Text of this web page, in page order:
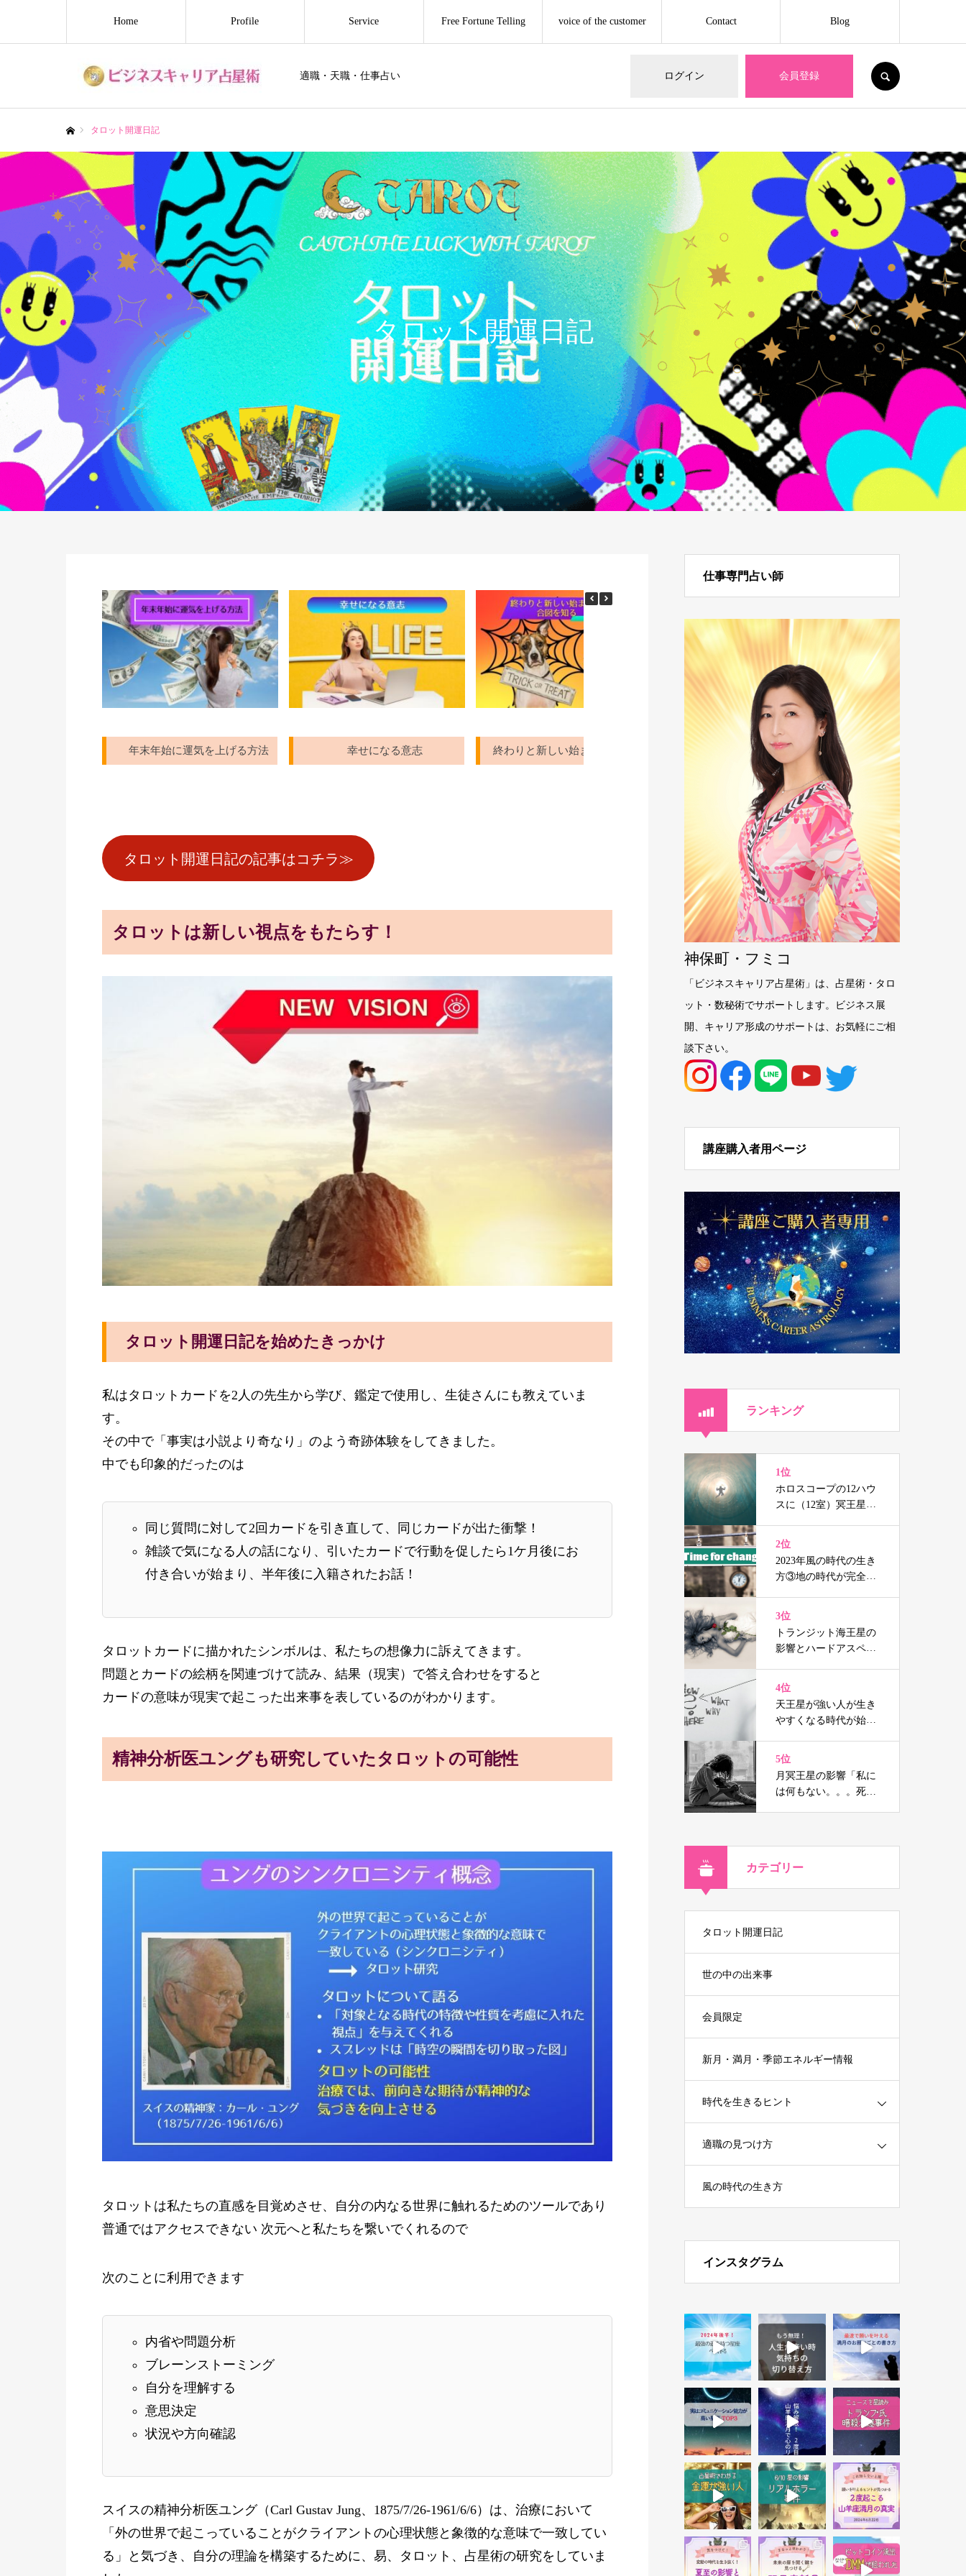
適職・天職・仕事占い ログイン 会員登録
Home Profile Service Free Fortune Telling voice of the customer Contact Blog
タロット開運日記
タロット開運日記
年末年始に運気を上げる方法 幸せになる意志 幸運を掴むのは心の持ち方次第
タロット開運日記の記事はコチラ≫
タロットは新しい視点をもたらす！
タロット開運日記を始めたきっかけ
私はタロットカードを2人の先生から学び、鑑定で使用し、生徒さんにも教えていま
す。
その中で「事実は小説より奇なり」のよう奇跡体験をしてきました。
中でも印象的だったのは
同じ質問に対して2回カードを引き直して、同じカードが出た衝撃！
雑談で気になる人の話になり、引いたカードで行動を促したら1ケ月後にお
付き合いが始まり、半年後に入籍されたお話！
タロットカードに描かれたシンボルは、私たちの想像力に訴えてきます。
問題とカードの絵柄を関連づけて読み、結果（現実）で答え合わせをすると
カードの意味が現実で起こった出来事を表しているのがわかります。
精神分析医ユングも研究していたタロットの可能性
タロットは私たちの直感を目覚めさせ、自分の内なる世界に触れるためのツールであり
普通ではアクセスできない 次元へと私たちを繋いでくれるので
次のことに利用できます
内省や問題分析
ブレーンストーミング
自分を理解する
意思決定
状況や方向確認
スイスの精神分析医ユング（Carl Gustav Jung、1875/7/26-1961/6/6）は、治療において
「外の世界で起こっていることがクライアントの心理状態と象徴的な意味で一致してい
る」と気づき、自分の理論を構築するために、易、タロット、占星術の研究をしていま
仕事専門占い師
神保町・フミコ
「ビジネスキャリア占星術」は、占星術・タロ
ット・数秘術でサポートします。ビジネス展
開、キャリア形成のサポートは、お気軽にご相
談下さい。
講座購入者用ページ
ランキング
1位
ホロスコープの12ハウ
スに（12室）冥王星、
2位
2023年風の時代の生き
方③地の時代が完全に
3位
トランジット海王星の
影響とハードアスペク
定事例付）
4位
天王星が強い人が生き
やすくなる時代が始ま
5位
月冥王星の影響「私に
は何もない。。。死に
カテゴリー
タロット開運日記
世の中の出来事
会員限定
新月・満月・季節エネルギー情報
時代を生きるヒント
適職の見つけ方
風の時代の生き方
インスタグラム